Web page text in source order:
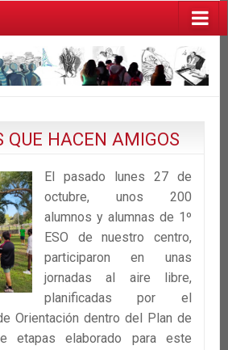
QUE HACEN AMIGOS
El pasado lunes 27 de
octubre, unos 200
alumnos y alumnas de 1º
ESO de nuestro centro,
participaron en unas
jornadas al aire libre,
planificadas por el
Orientación dentro del Plan de
etapas elaborado para este